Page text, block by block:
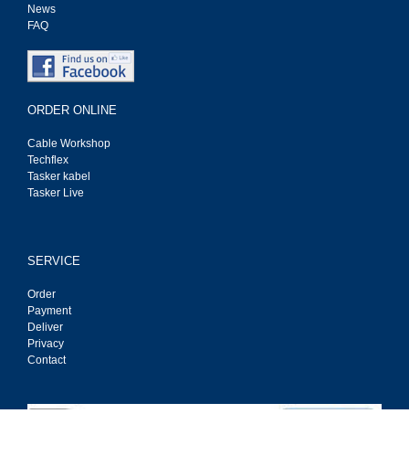
News
FAQ
ORDER ONLINE
Cable Workshop
Techflex
Tasker kabel
Tasker Live
SERVICE
Order
Payment
Deliver
Privacy
Contact